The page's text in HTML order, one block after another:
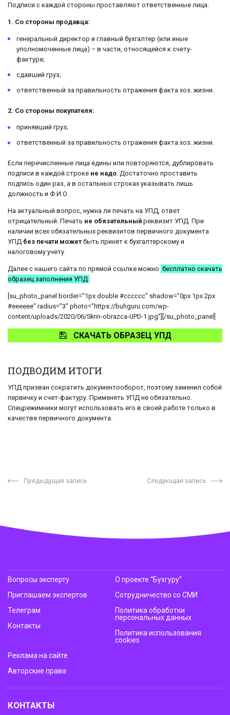
Подписи с каждой стороны проставляют ответственные лица:
1. Со стороны продавца:
генеральный директор и главный бухгалтер (или иные
уполномоченные лица) – в части, относящейся к счету-
фактуре;
сдавший груз;
ответственный за правильность отражения факта хоз. жизни.
2. Со стороны покупателя:
принявший груз;
ответственный за правильность отражения факта хоз. жизни.
Если перечисленные лица едины или повторяются, дублировать
подписи в каждой строке не надо. Достаточно проставить
подпись один раз, а в остальных строках указывать лишь
должность и Ф.И.О.
На актуальный вопрос, нужна ли печать на УПД, ответ
отрицательный. Печать не обязательный реквизит УПД. При
наличии всех обязательных реквизитов первичного документа
УПД без печати может быть принят к бухгалтерскому и
налоговому учету.
Далее с нашего сайта по прямой ссылке можно бесплатно скачать
образец заполнения УПД :
[su_photo_panel border=”1px double #cccccc” shadow=”0px 1px 2px
#eeeeee” radius=”3″ photo=”https://buhguru.com/wp-
content/uploads/2020/06/Skrin-obrazca-UPD-1.jpg”][/su_photo_panel]
СКАЧАТЬ ОБРАЗЕЦ УПД
ПОДВОДИМ ИТОГИ
УПД призван сократить документооборот, поэтому заменил собой
первичку и счет-фактуру. Применять УПД не обязательно.
Спецрежимники могут использовать его в своей работе только в
качестве первичного документа.
Предыдущая запись Следующая запись
Вопросы эксперту
Приглашаем экспертов
Телеграм
Контакты
О проекте “Бухгуру”
Сотрудничество со СМИ
Политика обработки
персональных данных
Политика использования
cookies
Реклама на сайте
Авторские права
КОНТАКТЫ